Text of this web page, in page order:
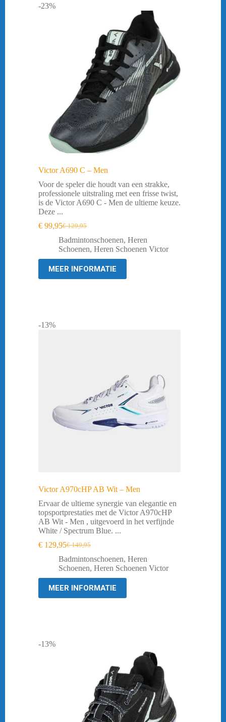
-23%
Victor A690 C – Men
Voor de speler die houdt van een strakke,
professionele uitstraling met een frisse twist,
is de Victor A690 C - Men de ultieme keuze.
Deze ...
€129,95
Oorspronkelijke
prijs
was:
€ 129,95.
€ 99,95Huidige
prijs
is:
€ 99,95.
Badmintonschoenen, Heren
Schoenen, Heren Schoenen Victor
MEER INFORMATIE
-13%
Victor A970cHP AB Wit – Men
Ervaar de ultieme synergie van elegantie en
topsportprestaties met de Victor A970cHP
AB Wit - Men , uitgevoerd in het verfijnde
White / Spectrum Blue. ...
€149,95
Oorspronkelijke
prijs
was:
€ 149,95.
€ 129,95Huidige
prijs
is:
€ 129,95.
Badmintonschoenen, Heren
Schoenen, Heren Schoenen Victor
MEER INFORMATIE
-13%